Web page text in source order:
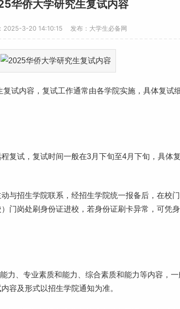
华侨大学研究生复试内容
2025-3-20 14:10:15 发布：大学生必备网
复试内容，复试工作通常由各学院实施，具体复试
复试，复试时间一般在3月下旬至4月下旬，具体
与招生学院联系，经招生学院统一报备后，在校
门岗处刷身份证进校，若身份证刷卡异常，可凭
力、专业素质和能力、综合素质和能力等内容，一
容及形式以招生学院通知为准。